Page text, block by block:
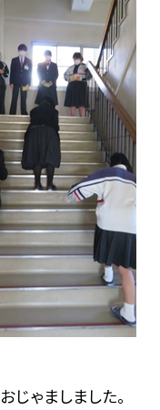
ゃましました。